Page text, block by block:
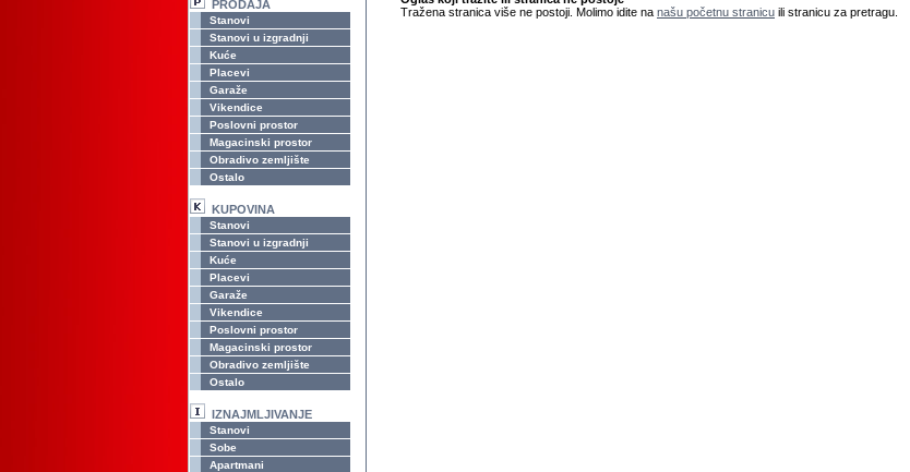
PRODAJA
Stanovi
Stanovi u izgradnji
Kuće
Placevi
Garaže
Vikendice
Poslovni prostor
Magacinski prostor
Obradivo zemljište
Ostalo
KUPOVINA
Stanovi
Stanovi u izgradnji
Kuće
Placevi
Garaže
Vikendice
Poslovni prostor
Magacinski prostor
Obradivo zemljište
Ostalo
IZNAJMLJIVANJE
Stanovi
Sobe
Apartmani
Tražena stranica više ne postoji. Molimo idite na našu početnu stranicu ili stranicu za pretragu.